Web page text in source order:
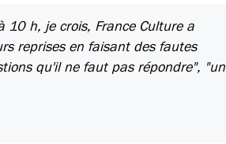
10 h, je crois, France Culture a
reprises en faisant des fautes
qu'il ne faut pas répondre", "un